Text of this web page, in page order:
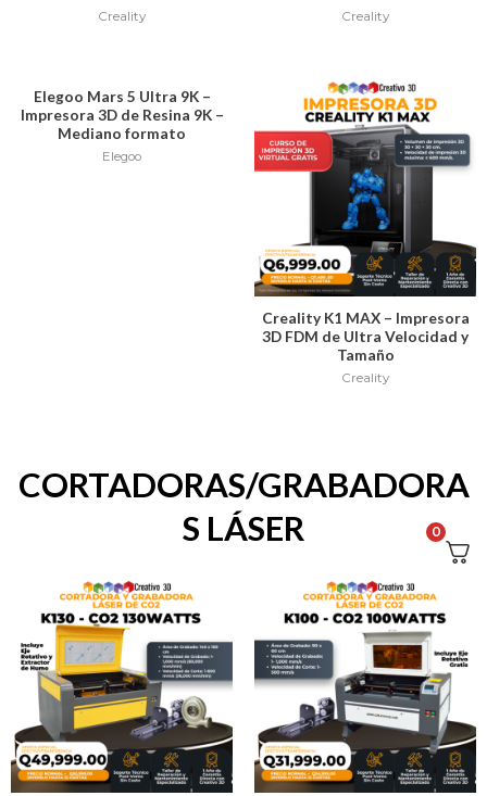
Creality Creality
Elegoo Mars 5 Ultra 9K –
Impresora 3D de Resina 9K –
Mediano formato
Elegoo
Creality K1 MAX – Impresora
3D FDM de Ultra Velocidad y
Tamaño
Creality
CORTADORAS/GRABADORA
S LÁSER
0